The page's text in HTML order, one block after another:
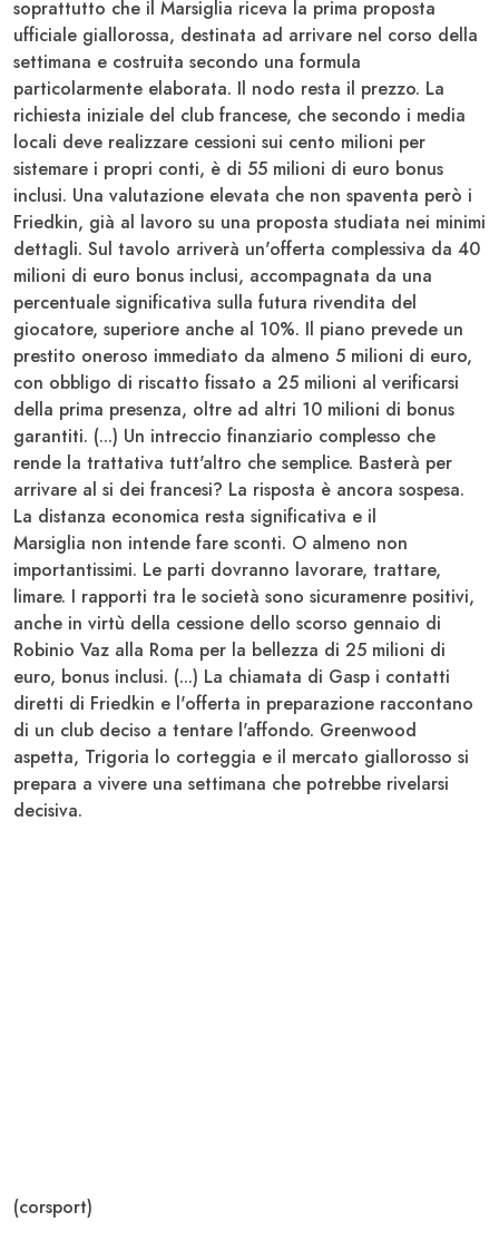
soprattutto che il Marsiglia riceva la prima proposta
ufficiale giallorossa, destinata ad arrivare nel corso della
settimana e costruita secondo una formula
particolarmente elaborata. Il nodo resta il prezzo. La
richiesta iniziale del club francese, che secondo i media
locali deve realizzare cessioni sui cento milioni per
sistemare i propri conti, è di 55 milioni di euro bonus
inclusi. Una valutazione elevata che non spaventa però i
Friedkin, già al lavoro su una proposta studiata nei minimi
dettagli. Sul tavolo arriverà un'offerta complessiva da 40
milioni di euro bonus inclusi, accompagnata da una
percentuale significativa sulla futura rivendita del
giocatore, superiore anche al 10%. Il piano prevede un
prestito oneroso immediato da almeno 5 milioni di euro,
con obbligo di riscatto fissato a 25 milioni al verificarsi
della prima presenza, oltre ad altri 10 milioni di bonus
garantiti. (...) Un intreccio finanziario complesso che
rende la trattativa tutt'altro che semplice. Basterà per
arrivare al si dei francesi? La risposta è ancora sospesa.
La distanza economica resta significativa e il
Marsiglia non intende fare sconti. O almeno non
importantissimi. Le parti dovranno lavorare, trattare,
limare. I rapporti tra le società sono sicuramenre positivi,
anche in virtù della cessione dello scorso gennaio di
Robinio Vaz alla Roma per la bellezza di 25 milioni di
euro, bonus inclusi. (...) La chiamata di Gasp i contatti
diretti di Friedkin e l'offerta in preparazione raccontano
di un club deciso a tentare l'affondo. Greenwood
aspetta, Trigoria lo corteggia e il mercato giallorosso si
prepara a vivere una settimana che potrebbe rivelarsi
decisiva.
(corsport)